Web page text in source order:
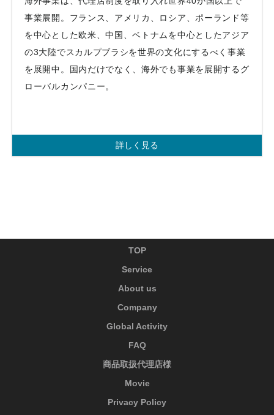
事業展開。フランス、アメリカ、ロシア、ポーランド等
を中心とした欧米、中国、ベトナムを中心としたアジア
の3大陸でスカルプブラシを世界の文化にするべく事業
を展開中。国内だけでなく、海外でも事業を展開するグ
ローバルカンパニー。
詳しく見る
TOP
Service
About us
Company
Global Activity
FAQ
商品取扱代理店様
Movie
Privacy Policy